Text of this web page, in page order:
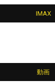
IMAX
動画